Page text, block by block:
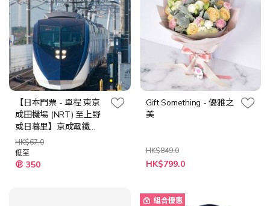
【日本門票 - 單程 東京
成田機場 (NRT) 至上野
或日暮里】京成電鐵
Skyliner
HK$67.0
低至
350
Gift Something - 優雅之
美
HK$849.0
特
殊
HK$799.0
組合優惠